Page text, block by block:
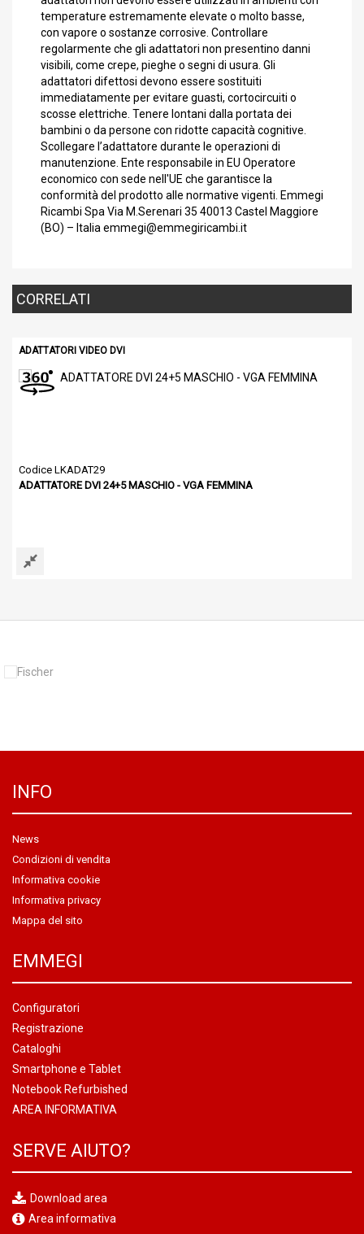
temperature estremamente elevate o molto basse,
con vapore o sostanze corrosive. Controllare
regolarmente che gli adattatori non presentino danni
visibili, come crepe, pieghe o segni di usura. Gli
adattatori difettosi devono essere sostituiti
immediatamente per evitare guasti, cortocircuiti o
scosse elettriche. Tenere lontani dalla portata dei
bambini o da persone con ridotte capacità cognitive.
Scollegare l’adattatore durante le operazioni di
manutenzione. Ente responsabile in EU Operatore
economico con sede nell'UE che garantisce la
conformità del prodotto alle normative vigenti. Emmegi
Ricambi Spa Via M.Serenari 35 40013 Castel Maggiore
(BO) – Italia emmegi@emmegiricambi.it
CORRELATI
ADATTATORI VIDEO DVI
Codice LKADAT29
ADATTATORE DVI 24+5 MASCHIO - VGA FEMMINA
INFO
News
Condizioni di vendita
Informativa cookie
Informativa privacy
Mappa del sito
EMMEGI
Configuratori
Registrazione
Cataloghi
Smartphone e Tablet
Notebook Refurbished
AREA INFORMATIVA
SERVE AIUTO?
Download area
Area informativa